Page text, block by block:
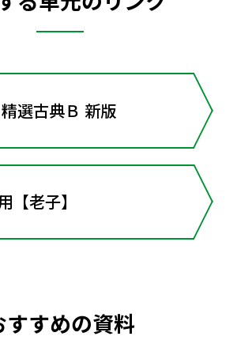
選古典Ｂ 新版
【老子】
すすめの資料